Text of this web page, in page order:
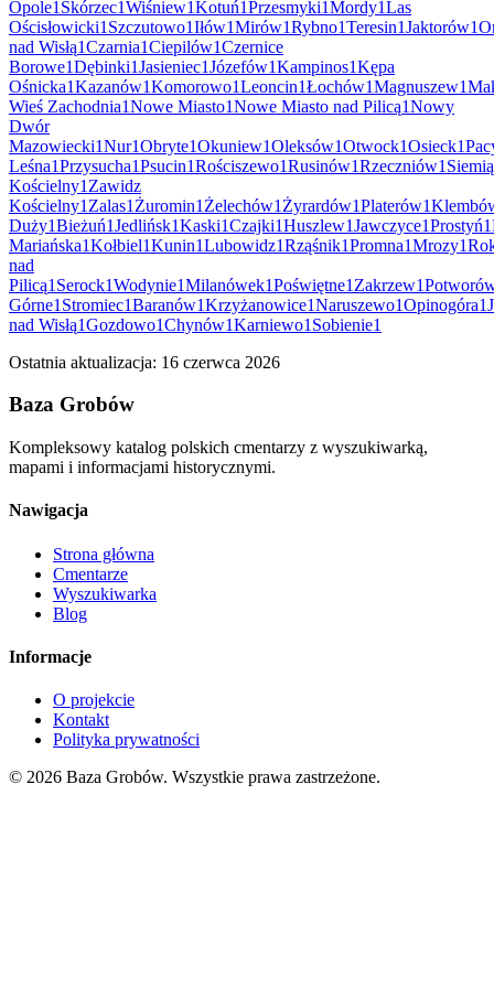
Opole1 Skórzec1Wiśniew1Kotuń1Przesmyki1Mordy1Las
Ościsłowicki1 Szczutowo1Iłów1Mirów1Rybno1Teresin1Jaktorów1
nad Wisłą1Czarnia1Ciepilów1Czernice
Borowe1Dębinki1Jasieniec1Józefów1Kampinos1Kępa
Ośnicka1Kazanów1Komorowo1Leoncin1Łochów1Magnuszew1
Wieś Zachodnia1Nowe Miasto1Nowe Miasto nad Pilicą1Nowy
Dwór
Mazowiecki1Nur1Obryte1Okuniew1Oleksów1Otwock1Osieck1
Leśna1Przysucha1Psucin1Rościszewo1Rusinów1Rzeczniów1
Kościelny1 Zawidz
Kościelny1 Zalas1 Żuromin1 Żelechów1 Żyrardów1Platerów1
Duży1Bieżuń1Jedlińsk1Kaski1Czajki1Huszlew1Jawczyce1Prostyń1
Mariańska1Kołbiel1Kunin1Lubowidz1Rząśnik1Promna1Mrozy1
nad
Pilicą1 Serock1Wodynie1Milanówek1Poświętne1 Zakrzew1
Górne1 Stromiec1Baranów1Krzyżanowice1Naruszewo1Opinogóra1
nad Wisłą1Gozdowo1Chynów1Karniewo1 Sobienie1
Ostatnia aktualizacja: 16 czerwca 2026
Baza Grobów
Kompleksowy katalog polskich cmentarzy z wyszukiwarką,
mapami i informacjami historycznymi.
Nawigacja
Strona główna
Cmentarze
Wyszukiwarka
Blog
Informacje
O projekcie
Kontakt
Polityka prywatności
© 2026 Baza Grobów. Wszystkie prawa zastrzeżone.